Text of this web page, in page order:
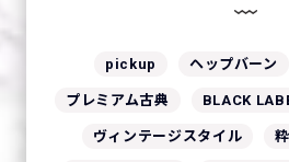
pickup ヘップバーン
プレミアム古典 BLACK
ヴィンテージスタイル